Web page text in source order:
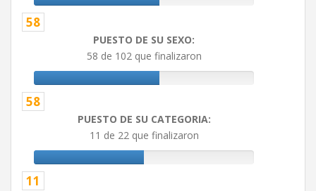
58
PUESTO DE SU SEXO:
58 de 102 que finalizaron
58
PUESTO DE SU CATEGORIA:
11 de 22 que finalizaron
11